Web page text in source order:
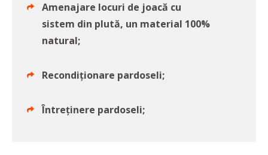
Amenajare locuri de joacă cu
sistem din plută, un material 100%
natural;
Recondiționare pardoseli;
Întreținere pardoseli;